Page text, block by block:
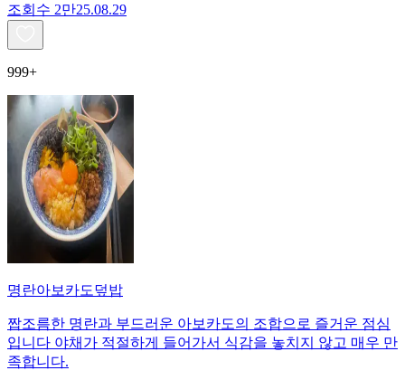
조회수 2만25.08.29
999+
명란아보카도덮밥
짭조름한 명란과 부드러운 아보카도의 조합으로 즐거운 점심
입니다 야채가 적절하게 들어가서 식감을 놓치지 않고 매우 만
족합니다.